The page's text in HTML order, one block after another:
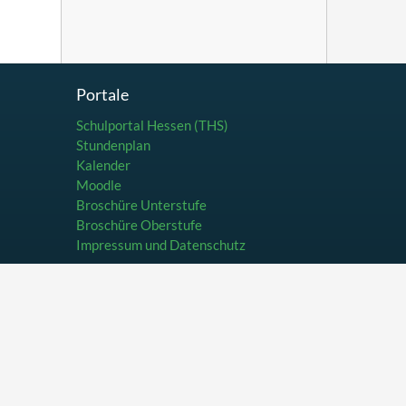
Portale
Schulportal Hessen (THS)
Stundenplan
Kalender
Moodle
Broschüre Unterstufe
Broschüre Oberstufe
Impressum und Datenschutz